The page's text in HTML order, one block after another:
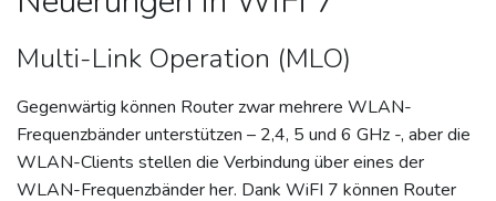
Multi-Link Operation (MLO)
Gegenwärtig können Router zwar mehrere WLAN-
Frequenzbänder unterstützen – 2,4, 5 und 6 GHz -, aber die
WLAN-Clients stellen die Verbindung über eines der
WLAN-Frequenzbänder her. Dank WiFI 7 können Router